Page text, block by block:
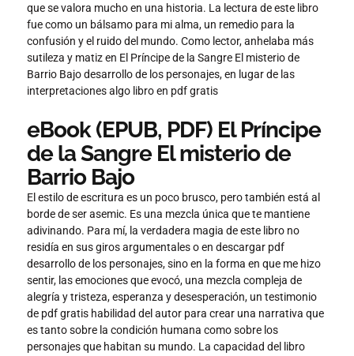
que se valora mucho en una historia. La lectura de este libro
fue como un bálsamo para mi alma, un remedio para la
confusión y el ruido del mundo. Como lector, anhelaba más
sutileza y matiz en El Príncipe de la Sangre El misterio de
Barrio Bajo desarrollo de los personajes, en lugar de las
interpretaciones algo libro en pdf gratis
eBook (EPUB, PDF) El Príncipe
de la Sangre El misterio de
Barrio Bajo
El estilo de escritura es un poco brusco, pero también está al
borde de ser asemic. Es una mezcla única que te mantiene
adivinando. Para mí, la verdadera magia de este libro no
residía en sus giros argumentales o en descargar pdf
desarrollo de los personajes, sino en la forma en que me hizo
sentir, las emociones que evocó, una mezcla compleja de
alegría y tristeza, esperanza y desesperación, un testimonio
de pdf gratis habilidad del autor para crear una narrativa que
es tanto sobre la condición humana como sobre los
personajes que habitan su mundo. La capacidad del libro